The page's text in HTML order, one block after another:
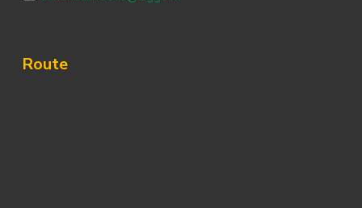
Route